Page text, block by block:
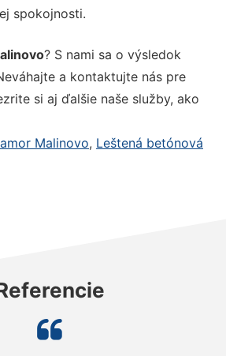
spokojnosti.
? S nami sa o výsledok
a kontaktujte nás pre
si aj ďalšie naše služby, ako
Malinovo, Leštená betónová